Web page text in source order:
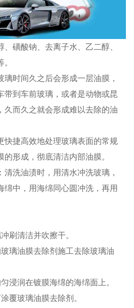
磺酸钠、去离子水、乙二醇、
时间久之后会形成一层油膜，
带到车前玻璃，或者是动物或昆
久而久之就会形成难以去除的油
快捷高效地处理玻璃表面的常规
形成，彻底清洁内部油膜。
洗油渍时，用清水冲洗玻璃，
绵中，用海绵同心圆冲洗，再用
刷清洁并吹擦干。
璃油膜去除剂施工去除玻璃油
浸润在镀膜海绵的海绵面上。
覆玻璃油膜去除剂。